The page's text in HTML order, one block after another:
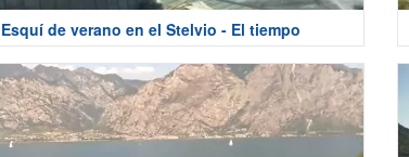
Esquí de verano en el Stelvio - El tiempo